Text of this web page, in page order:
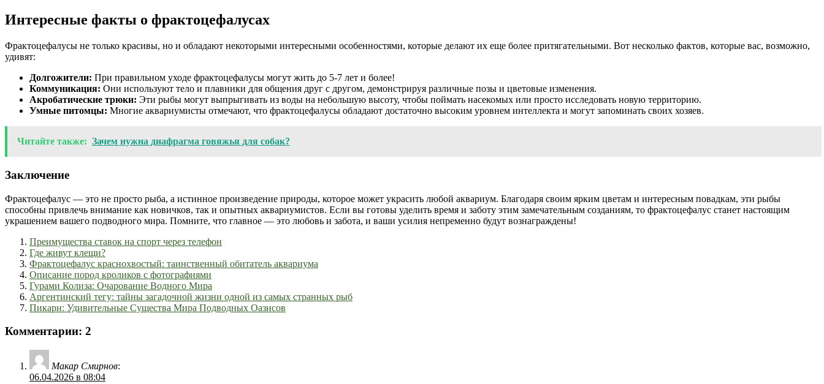
Интересные факты о фрактоцефалусах
Фрактоцефалусы не только красивы, но и обладают некоторыми интересными особенностями, которые делают их еще более притягательными. Вот несколько фактов, которые вас, возможно,
удивят:
Долгожители: При правильном уходе фрактоцефалусы могут жить до 5-7 лет и более!
Коммуникация: Они используют тело и плавники для общения друг с другом, демонстрируя различные позы и цветовые изменения.
Акробатические трюки: Эти рыбы могут выпрыгивать из воды на небольшую высоту, чтобы поймать насекомых или просто исследовать новую территорию.
Умные питомцы: Многие аквариумисты отмечают, что фрактоцефалусы обладают достаточно высоким уровнем интеллекта и могут запоминать своих хозяев.
Читайте также: Зачем нужна диафрагма говяжья для собак?
Заключение
Фрактоцефалус — это не просто рыба, а истинное произведение природы, которое может украсить любой аквариум. Благодаря своим ярким цветам и интересным повадкам, эти рыбы
способны привлечь внимание как новичков, так и опытных аквариумистов. Если вы готовы уделить время и заботу этим замечательным созданиям, то фрактоцефалус станет настоящим
украшением вашего подводного мира. Помните, что главное — это любовь и забота, и ваши усилия непременно будут вознаграждены!
Преимущества ставок на спорт через телефон
Где живут клещи?
Фрактоцефалус краснохвостый: таинственный обитатель аквариума
Описание пород кроликов с фотографиями
Гурами Колиза: Очарование Водного Мира
Аргентинский тегу: тайны загадочной жизни одной из самых странных рыб
Пикари: Удивительные Существа Мира Подводных Оазисов
Комментарии: 2
Макар Смирнов:
06.04.2026 в 08:04